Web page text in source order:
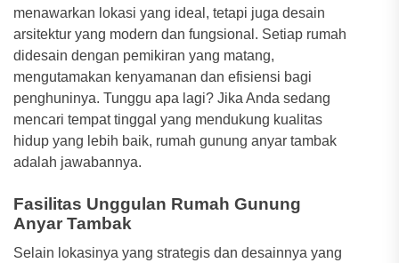
menawarkan lokasi yang ideal, tetapi juga desain
arsitektur yang modern dan fungsional. Setiap rumah
didesain dengan pemikiran yang matang,
mengutamakan kenyamanan dan efisiensi bagi
penghuninya. Tunggu apa lagi? Jika Anda sedang
mencari tempat tinggal yang mendukung kualitas
hidup yang lebih baik, rumah gunung anyar tambak
adalah jawabannya.
Fasilitas Unggulan Rumah Gunung
Anyar Tambak
Selain lokasinya yang strategis dan desainnya yang